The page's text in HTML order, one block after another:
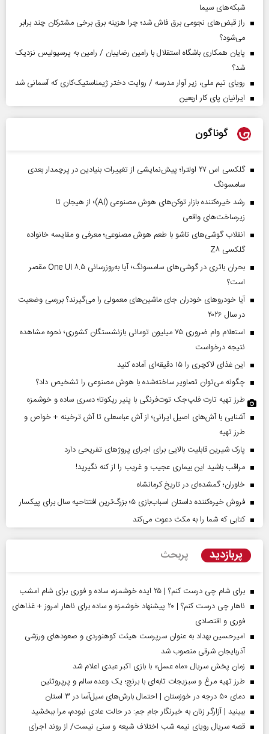
شبکه‌های سیما
راز قبض‌های نجومی برق فاش شد؛ چرا هزینه برق برخی مشترکان چند برابر
می‌شود؟
پایان همکاری باشگاه استقلال با رامین رضاییان / رامین به پرسپولیس نزدیک
شد؟
رویای تیم ملی، زیر آوار مدرسه / روایت دختر ژیمناستیک‌کاری که آسمانی شد
ایرانیان پای کار اربعین
گوناگون
گلکسی اس ۲۷ اولترا؛ پیش‌نمایشی از تغییرات بنیادین در پرچمدار بعدی
سامسونگ
رشد خیره‌کننده بازار توکن‌های هوش مصنوعی (AI)؛ از هیجان تا
زیرساخت‌های واقعی
انقلاب گوشی‌های تاشو‌ با طعم هوش مصنوعی؛ معرفی و مقایسه خانواده
گلکسی Z۸
بحران باتری در گوشی‌های سامسونگ؛ آیا به‌روزرسانی One UI ۸.۵ مقصر
است؟
آیا خودروهای خودران جای ماشین‌های معمولی را می‌گیرند؟ بررسی وضعیت
در سال ۲۰۲۶
استعلام وام ضروری ۷۵ میلیون تومانی بازنشستگان کشوری؛ نحوه مشاهده
نتیجه درخواست
این غذای لاکچری را ۱۵ دقیقه‌ای آماده کنید
چگونه می‌توان تصاویر ساخته‌شده با هوش مصنوعی را تشخیص داد؟
طرز تهیه تارت فلپ‌جک توت‌فرنگی با پنیر ریکوتا؛ دسری ساده و خوشمزه
آشنایی با آش‌های اصیل ایرانی؛ از آش عباسعلی تا آش ترخینه + خواص و
طرز تهیه
پارک شیرین قابلیت‌ بالایی برای اجرای پروژهای تفریحی دارد
مراقب باشید این بیماری عجیب و غریب را از کنه نگیرید!
خاوران؛ گمشده‌ای در تاریخ کرمانشاه
فروش خیره‌کننده داستان اسباب‌بازی ۵؛ بزرگ‌ترین افتتاحیه سال برای پیکسار
کتابی که شما را به مکث دعوت می‌کند
پربازدید پربحث
برای شام چی درست کنم؟ | ۲۵ ایده خوشمزه، ساده و فوری برای شام امشب
ناهار چی درست کنم؟ | ۲۰ پیشنهاد خوشمزه و ساده برای ناهار امروز + غذاهای
فوری و اقتصادی
امیرحسین بهداد به عنوان سرپرست هیئت کوهنوردی و صعودهای ورزشی
آذربایجان شرقی منصوب شد
زمان پخش سریال «ماه عسل» با بازی اکبر عبدی اعلام شد
طرز تهیه مرغ و سبزیجات تابه‌ای با برنج؛ یک وعده سالم و پرپروتئین
دمای ۵۰ درجه در خوزستان | احتمال بارش‌های سیل‌آسا در ۳ استان
ببینید | آزارگر زنان به خبرنگار جام جم: در حالت عادی نبودم، مرا ببخشید
قصه سریال رویای نیمه شب اختلاف شیعه و سنی نیست/ از روند اجرای